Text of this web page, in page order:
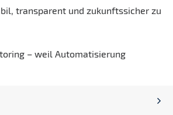
transparent und zukunftssicher zu
– weil Automatisierung